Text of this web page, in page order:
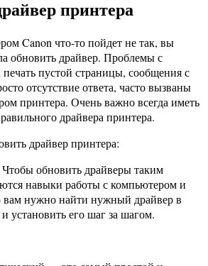
принтера
Canon что-то пойдет не так, вы
обновить драйвер. Проблемы с
пустой страницы, сообщения с
отсутствие ответа, часто вызваны
принтера. Очень важно всегда иметь
драйвера принтера.
драйвер принтера:
обновить драйверы таким
навыки работы с компьютером и
вам нужно найти нужный драйвер в
установить его шаг за шагом.